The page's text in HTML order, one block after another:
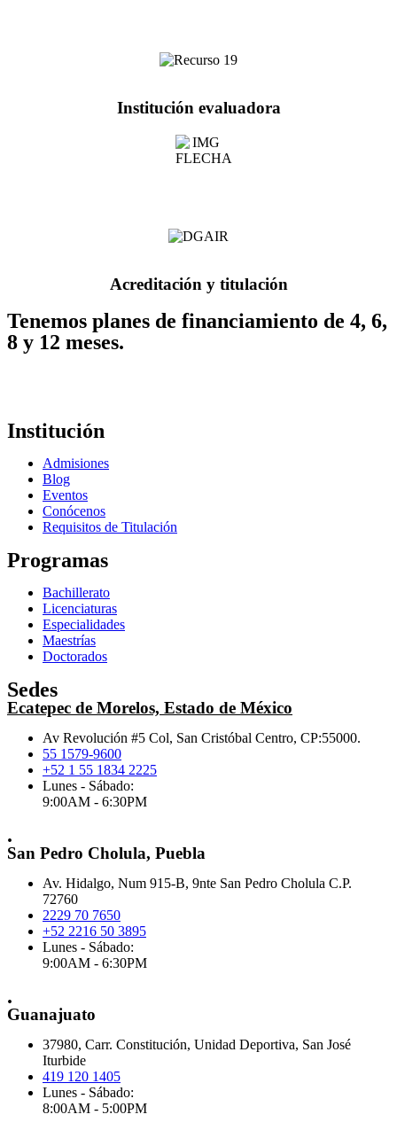
Institución evaluadora
Acreditación y titulación
Tenemos planes de financiamiento de 4, 6,
8 y 12 meses.
Institución
Admisiones
Blog
Eventos
Conócenos
Requisitos de Titulación
Programas
Bachillerato
Licenciaturas
Especialidades
Maestrías
Doctorados
Sedes
Ecatepec de Morelos, Estado de México
Av Revolución #5 Col, San Cristóbal Centro, CP:55000.
55 1579-9600
+52 1 55 1834 2225
Lunes - Sábado:
9:00AM - 6:30PM
.
San Pedro Cholula, Puebla
Av. Hidalgo, Num 915-B, 9nte San Pedro Cholula C.P.
72760
2229 70 7650
+52 2216 50 3895
Lunes - Sábado:
9:00AM - 6:30PM
.
Guanajuato
37980, Carr. Constitución, Unidad Deportiva, San José
Iturbide
419 120 1405
Lunes - Sábado:
8:00AM - 5:00PM